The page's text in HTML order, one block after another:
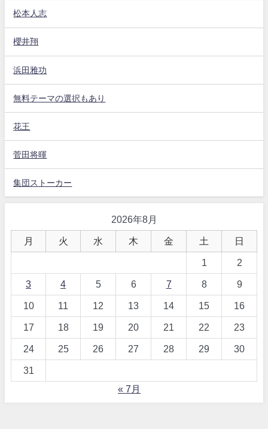
松本人志
櫻井翔
浜田雅功
無料テーマの選択もあり
花王
菅田将暉
集団ストーカー
2026年8月
月 火 水 木 金 土 日
1 2
3 4 5 6 7 8 9
10 11 12 13 14 15 16
17 18 19 20 21 22 23
24 25 26 27 28 29 30
31
« 7月